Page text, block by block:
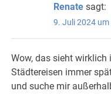
Renate sagt:
9. Juli 2024 um
Wow, das sieht wirklich
Städtereisen immer
und suche mir